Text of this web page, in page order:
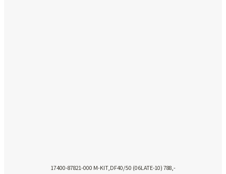
17400-87821-000 M-KIT,DF40/50 (06LATE-10) 788,-